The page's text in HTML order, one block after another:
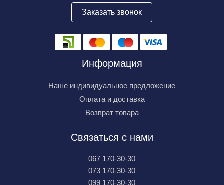
Заказать звонок
Информация
Наше индивидуальное предложение
Оплата и доставка
Возврат товара
Связаться с нами
067 170-30-30
073 170-30-30
099 170-30-30